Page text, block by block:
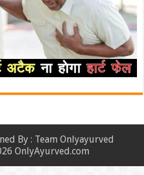
By : Team Onlyayurved
OnlyAyurved.com